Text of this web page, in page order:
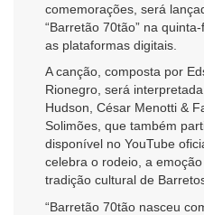
comemorações, será
“Barretão 70tão” na
as plataformas digitais.
A canção, composta por
Rionegro, será
Hudson, César Menotti &
Solimões, que também
disponível no YouTube
celebra o rodeio, a
tradição cultural de
“Barretão 70tão nasceu